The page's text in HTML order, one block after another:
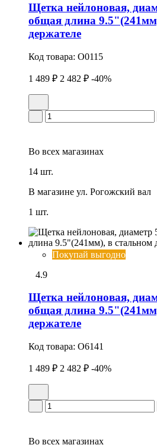
Щетка нейлоновая,
общая длина
держателе
Код товара: O0115
1 489 ₽ 2 482 ₽ -40%
Во всех магазинах
14 шт.
В магазине ул. Рогожский вал
1 шт.
Покупай выгодно
4.9
Щетка нейлоновая,
общая длина
держателе
Код товара: O6141
1 489 ₽ 2 482 ₽ -40%
Во всех магазинах